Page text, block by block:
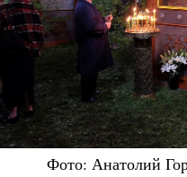
Фото: Анатолий